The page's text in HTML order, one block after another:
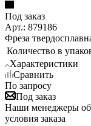
Под заказ
Арт.: 879186
Фреза
Количество в
Характеристики
Сравнить
По запросу
Под заказ
Наши менеджеры
условия заказа